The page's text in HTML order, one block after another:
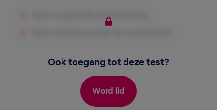
Ook toegang tot deze test?
Word lid